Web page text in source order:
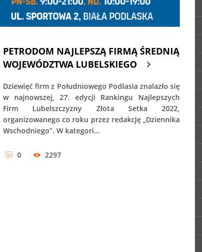
PETRODOM NAJLEPSZĄ FIRMĄ ŚREDNIĄ
WOJEWÓDZTWA LUBELSKIEGO
Dziewięć firm z Południowego Podlasia znalazło się
w najnowszej, 27. edycji Rankingu Najlepszych
Firm Lubelszczyzny Złota Setka 2022,
organizowanego co roku przez redakcję „Dziennika
Wschodniego”. W kategori...
0 2297